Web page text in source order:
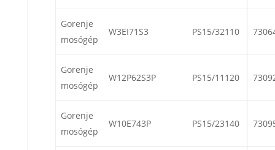
Gorenje
mosógép
W3EI71S3 PS15/32110
Gorenje
mosógép
W12P62S3P PS15/11120
Gorenje
mosógép
W10E743P PS15/23140